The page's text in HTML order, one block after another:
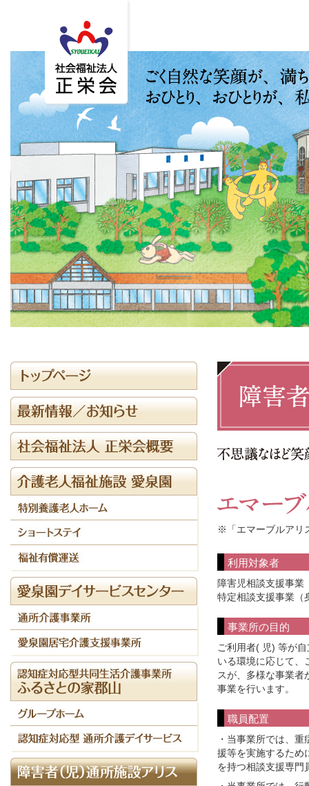
※「エマーブルアリ
利用対象者
障害児相談支援事業
特定相談支援事業（
事業所の目的
ご利用者( 児) 等が
いる環境に応じて、
スが、多様な事業者
事業を行います。
職員配置
・当事業所では、
援等を実施するため
を持つ相談支援専門